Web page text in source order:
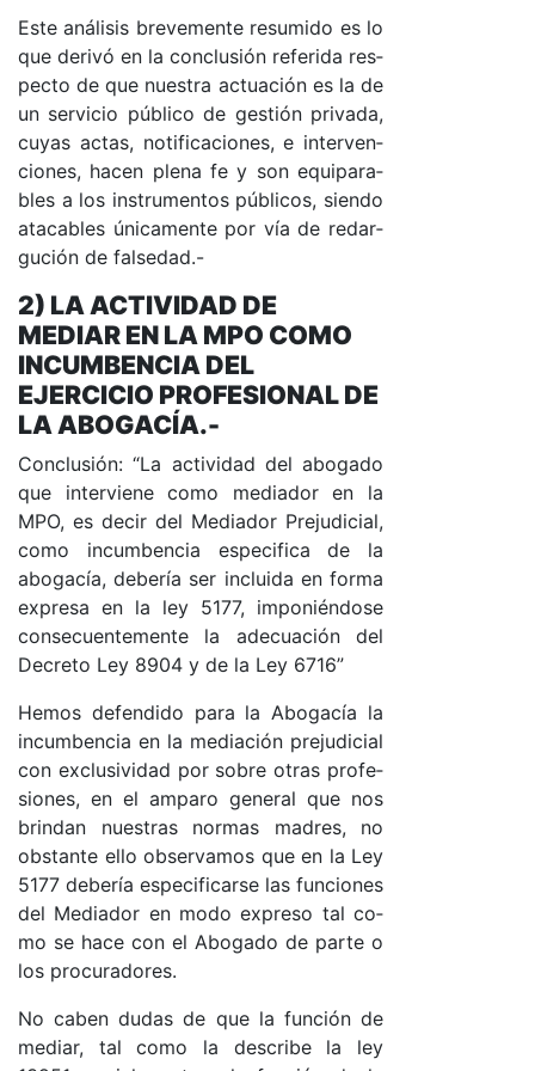
Es­te aná­li­sis bre­ve­men­te re­su­mi­do es lo
que de­ri­vó en la con­clu­sión re­fe­ri­da res­
pec­to de que nues­tra ac­tua­ción es la de
un ser­vi­cio pú­bli­co de ges­tión pri­va­da,
cu­yas ac­ta­s, no­ti­fi­ca­cio­nes, e in­ter­ven­
cio­nes, ha­cen ple­na fe y son equi­pa­ra­
bles a los ins­tru­men­tos pú­bli­co­s, sien­do
ata­ca­bles úni­ca­men­te por vía de re­dar­
gu­ción de fal­se­da­d.-
2) LA ACTIVIDAD DE
MEDIAR EN LA MPO COMO
INCUMBENCIA DEL
EJERCICIO PROFESIONAL DE
LA ABOGACÍA.-
Con­clu­sió­n: “La ac­ti­vi­dad del abo­ga­do
que in­ter­vie­ne co­mo me­dia­dor en la
MPO, es de­cir del Me­dia­dor Pre­ju­di­cia­l,
co­mo in­cum­ben­cia es­pe­ci­fi­ca de la
abo­ga­cía, de­be­ría ser in­clui­da en for­ma
ex­pre­sa en la ley 5177, im­po­nién­do­se
con­se­cuen­te­men­te la ade­cua­ción del
De­cre­to Ley 8904 y de la Ley 6716”
He­mos de­fen­di­do pa­ra la Abo­ga­cía la
in­cum­ben­cia en la me­dia­ción pre­ju­di­cial
con ex­clu­si­vi­dad por so­bre otras pro­fe­
sio­nes, en el am­pa­ro ge­ne­ral que nos
brin­dan nues­tras nor­mas ma­dres, no
obs­tan­te ello ob­ser­va­mos que en la Ley
5177 de­be­ría es­pe­ci­fi­car­se las fun­cio­nes
del Me­dia­dor en mo­do ex­pre­so tal co­
mo se ha­ce con el Abo­ga­do de par­te o
los pro­cu­ra­do­res.
No ca­ben du­das de que la fun­ción de
me­dia­r, tal co­mo la des­cri­be la ley